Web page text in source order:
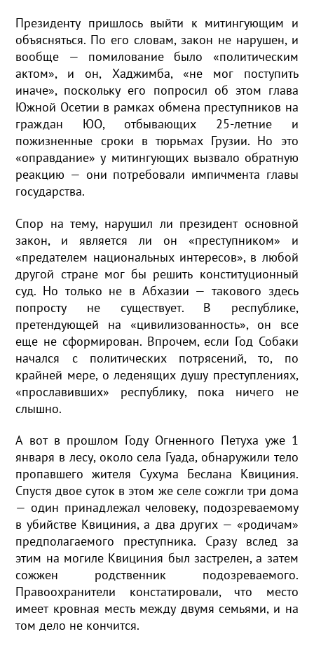
Президенту пришлось выйти к митингующим и
объясняться. По его словам, закон не нарушен, и
вообще — помилование было «политическим
актом», и он, Хаджимба, «не мог поступить
иначе», поскольку его попросил об этом глава
Южной Осетии в рамках обмена преступников на
граждан ЮО, отбывающих 25-летние и
пожизненные сроки в тюрьмах Грузии. Но это
«оправдание» у митингующих вызвало обратную
реакцию — они потребовали импичмента главы
государства.
Спор на тему, нарушил ли президент основной
закон, и является ли он «преступником» и
«предателем национальных интересов», в любой
другой стране мог бы решить конституционный
суд. Но только не в Абхазии — такового здесь
попросту не существует. В республике,
претендующей на «цивилизованность», он все
еще не сформирован. Впрочем, если Год Собаки
начался с политических потрясений, то, по
крайней мере, о леденящих душу преступлениях,
«прославивших» республику, пока ничего не
слышно.
А вот в прошлом Году Огненного Петуха уже 1
января в лесу, около села Гуада, обнаружили тело
пропавшего жителя Сухума Беслана Квициния.
Спустя двое суток в этом же селе сожгли три дома
— один принадлежал человеку, подозреваемому
в убийстве Квициния, а два других — «родичам»
предполагаемого преступника. Сразу вслед за
этим на могиле Квициния был застрелен, а затем
сожжен родственник подозреваемого.
Правоохранители констатировали, что место
имеет кровная месть между двумя семьями, и на
том дело не кончится.